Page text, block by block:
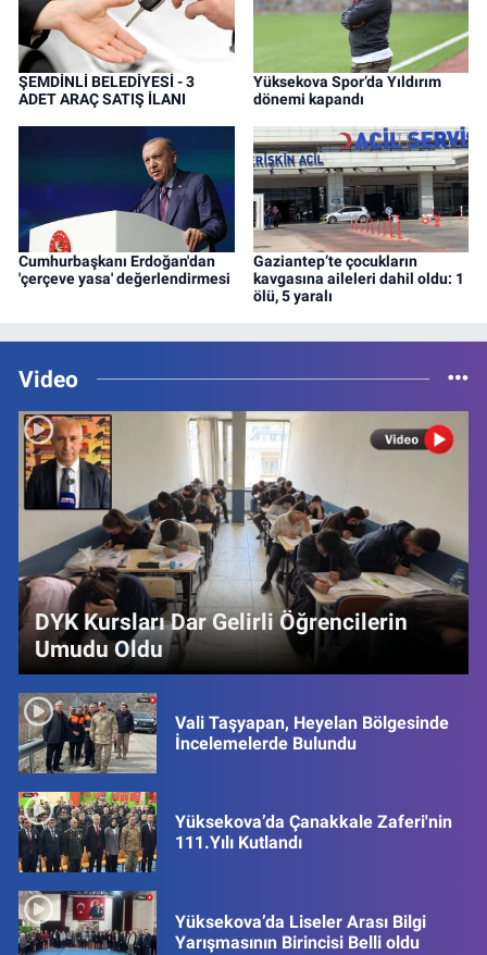
ŞEMDİNLİ BELEDİYESİ - 3
ADET ARAÇ SATIŞ İLANI
Yüksekova Spor’da Yıldırım
dönemi kapandı
Cumhurbaşkanı Erdoğan'dan
'çerçeve yasa' değerlendirmesi
Gaziantep’te çocukların
kavgasına aileleri dahil oldu: 1
ölü, 5 yaralı
Video
DYK Kursları Dar Gelirli Öğrencilerin
Umudu Oldu
Vali Taşyapan, Heyelan Bölgesinde
İncelemelerde Bulundu
Yüksekova’da Çanakkale Zaferi'nin
111.Yılı Kutlandı
Yüksekova’da Liseler Arası Bilgi
Yarışmasının Birincisi Belli oldu